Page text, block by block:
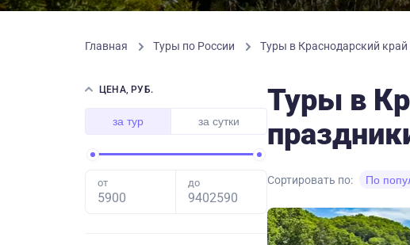
Главная Туры по России Туры в Краснодарский край
ЦЕНА, РУБ.
за тур за сутки
от до
Туры в
Сортировать по: По